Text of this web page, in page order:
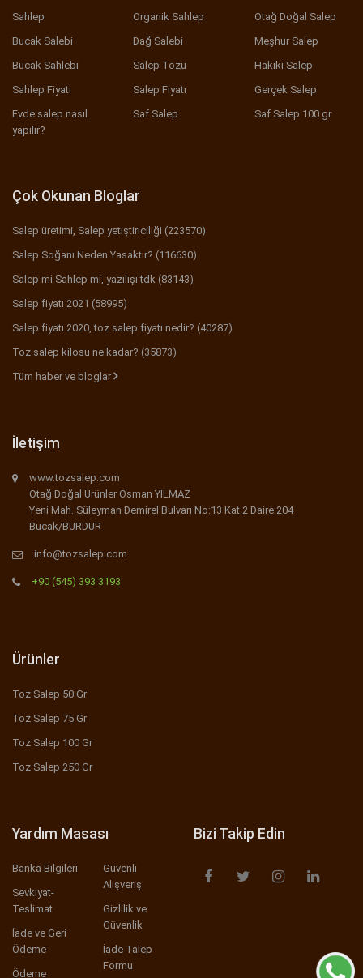
Sahlep
Bucak Salebi
Bucak Sahlebi
Sahlep Fiyatı
Evde salep nasıl
yapılır?
Organik Sahlep
Dağ Salebi
Salep Tozu
Salep Fiyatı
Saf Salep
Otağ Doğal Salep
Meşhur Salep
Hakiki Salep
Gerçek Salep
Saf Salep 100 gr
Çok Okunan Bloglar
Salep üretimi, Salep yetiştiriciliği (223570)
Salep Soğanı Neden Yasaktır? (116630)
Salep mi Sahlep mi, yazılışı tdk (83143)
Salep fiyatı 2021 (58995)
Salep fiyatı 2020, toz salep fiyatı nedir? (40287)
Toz salep kilosu ne kadar? (35873)
Tüm haber ve bloglar
İletişim
www.tozsalep.com
Otağ Doğal Ürünler Osman YILMAZ
Yeni Mah. Süleyman Demirel Bulvarı No:13 Kat:2 Daire:204
Bucak/BURDUR
info@tozsalep.com
+90 (545) 393 3193
Ürünler
Toz Salep 50 Gr
Toz Salep 75 Gr
Toz Salep 100 Gr
Toz Salep 250 Gr
Yardım Masası
Banka Bilgileri
Sevkiyat-
Teslimat
İade ve Geri
Ödeme
Ödeme
Güvenli
Alışveriş
Gizlilik ve
Güvenlik
İade Talep
Formu
Bizi Takip Edin